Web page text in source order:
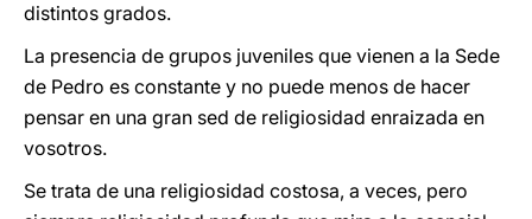
distintos grados.
La presencia de grupos juveniles que vienen a la Sede
de Pedro es constante y no puede menos de hacer
pensar en una gran sed de religiosidad enraizada en
vosotros.
Se trata de una religiosidad costosa, a veces, pero